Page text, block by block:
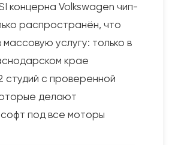
концерна Volkswagen чип-
распространён, что
услугу: только в
крае
студий с проверенной
делают
под все моторы